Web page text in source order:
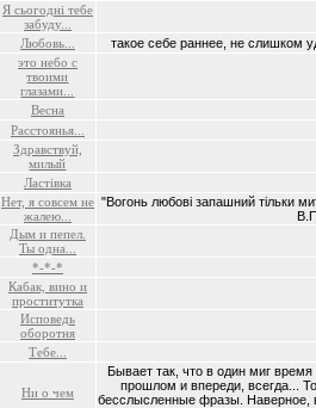
Я сьогодні тебе
забуду...
Любовь... такое себе раннее, не слишком
это небо с
твоими
глазами...
Весна
Расстоянья...
Здравствуй,
милый
Ластівка
Нет, я совсем не
жалею...
"Вогонь любові запашний тільки
Дым и пепел.
Ты одна...
*-*-*
Кабак, вино и
проститутка
Исповедь
оборотня
Тебе...
Ни о чем
Бывает так, что в один миг
прошлом и впереди, всегда...
бесслысленные фразы. Наверное,